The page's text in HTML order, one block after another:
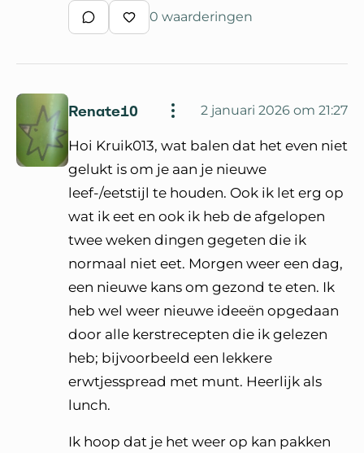
Schrijf een reactie
Waardeer reactie
0 waarderingen
Renate10 2 januari 2026 om 21:27
Hoi Kruik013, wat balen dat het even niet
gelukt is om je aan je nieuwe
leef-/eetstijl te houden. Ook ik let erg op
wat ik eet en ook ik heb de afgelopen
twee weken dingen gegeten die ik
normaal niet eet. Morgen weer een dag,
een nieuwe kans om gezond te eten. Ik
heb wel weer nieuwe ideeën opgedaan
door alle kerstrecepten die ik gelezen
heb; bijvoorbeeld een lekkere
erwtjesspread met munt. Heerlijk als
lunch.
Ik hoop dat je het weer op kan pakken